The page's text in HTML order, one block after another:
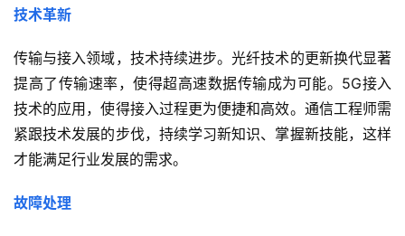
技术革新
传输与接入领域，技术持续进步。光纤技术的更新换代显著
提高了传输速率，使得超高速数据传输成为可能。5G接入
技术的应用，使得接入过程更为便捷和高效。通信工程师需
紧跟技术发展的步伐，持续学习新知识、掌握新技能，这样
才能满足行业发展的需求。
故障处理